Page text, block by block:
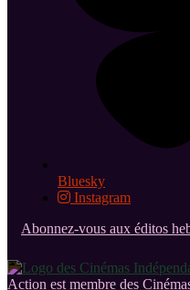
Bluesky
Instagram
Abonnez-vous aux éditos
Action est membre des